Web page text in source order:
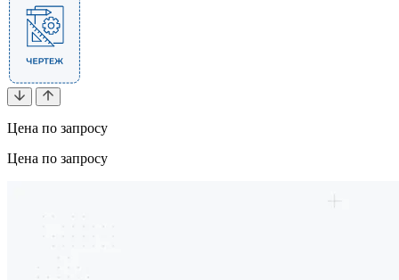
Цена по запросу
Цена по запросу